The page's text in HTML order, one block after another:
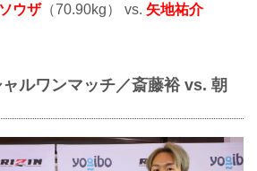
ウザ（70.90kg） vs. 矢地祐介
ルワンマッチ／斎藤裕 vs. 朝